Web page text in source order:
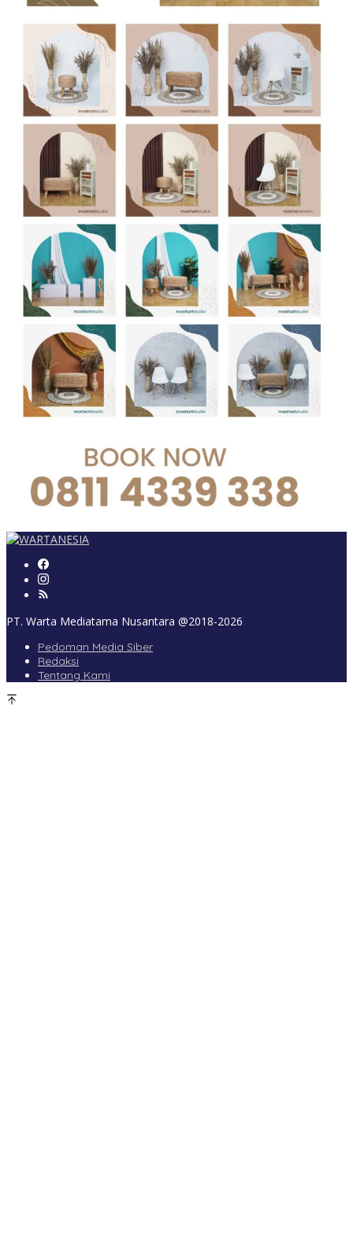
PT. Warta Mediatama Nusantara @2018-2026
Pedoman Media Siber
Redaksi
Tentang Kami